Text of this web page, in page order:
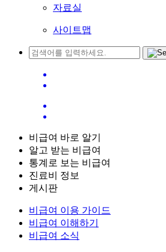
자료실
사이트맵
비급여 바로 알기
알고 받는 비급여
통계로 보는 비급여
진료비 정보
게시판
비급여 이용 가이드
비급여 이해하기
비급여 소식